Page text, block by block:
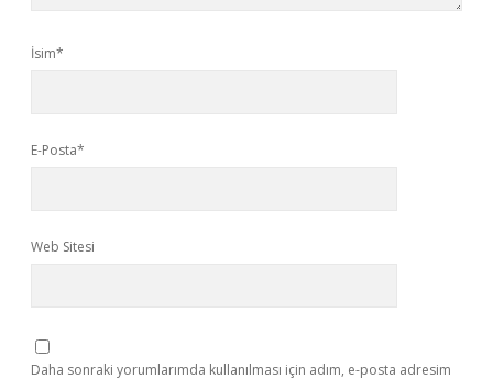
İsim*
E-Posta*
Web Sitesi
Daha sonraki yorumlarımda kullanılması için adım, e-posta adresim